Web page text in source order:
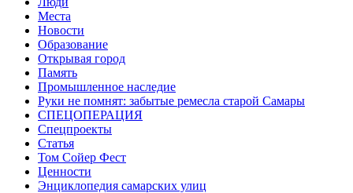
Места
Новости
Образование
Открывая город
Память
Промышленное наследие
Руки не помнят: забытые ремесла старой Самары
СПЕЦОПЕРАЦИЯ
Спецпроекты
Статья
Том Сойер Фест
Ценности
Энциклопедия самарских улиц